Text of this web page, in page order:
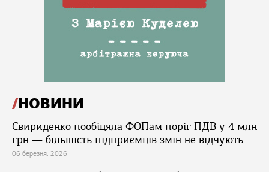
НОВИНИ
Свириденко пообіцяла ФОПам поріг ПДВ у 4 млн
грн — більшість підприємців змін не відчують
06 березня, 2026